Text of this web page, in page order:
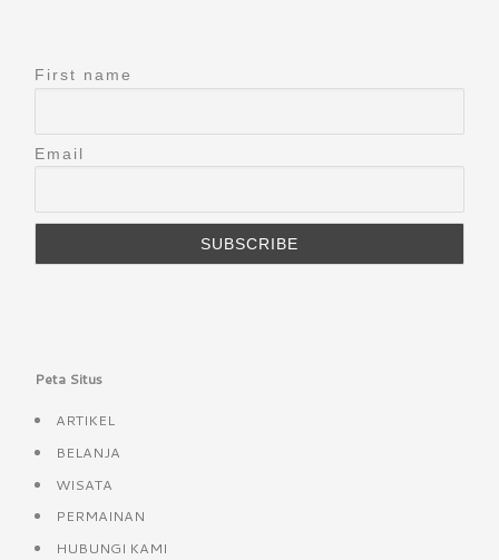
First name
Email
Peta Situs
ARTIKEL
BELANJA
WISATA
PERMAINAN
HUBUNGI KAMI